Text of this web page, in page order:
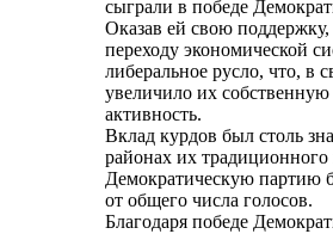
сыграли в победе
Оказав ей свою
переходу экономической
либеральное русло, что, в
увеличило их
активность.
Вклад курдов был столь
районах их
Демократическую партию
от общего числа голосов.
Благодаря победе